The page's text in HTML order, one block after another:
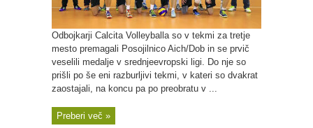
Odbojkarji Calcita Volleyballa so v tekmi za tretje
mesto premagali Posojilnico Aich/Dob in se prvič
veselili medalje v srednjeevropski ligi. Do nje so
prišli po še eni razburljivi tekmi, v kateri so dvakrat
zaostajali, na koncu pa po preobratu v ...
Preberi več »